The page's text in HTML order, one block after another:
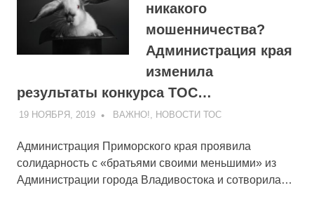
никакого
мошенничества?
Администрация края
изменила
результаты конкурса ТОС…
19 НОЯБРЯ, 2019 ADMIN
ВАЖНО! НОВОСТИ ТОС
Администрация Приморского края проявила
солидарность с «братьями своими меньшими» из
Администрации города Владивостока и сотворила…